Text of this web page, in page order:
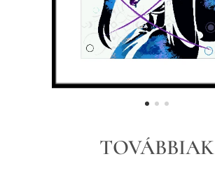
TOVÁBBIAK